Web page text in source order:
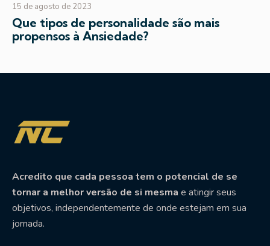
15 de agosto de 2023
Que tipos de personalidade são mais
propensos à Ansiedade?
Acredito que cada pessoa tem o potencial de se
tornar a melhor versão de si mesma e atingir seus
objetivos, independentemente de onde estejam em sua
jornada.